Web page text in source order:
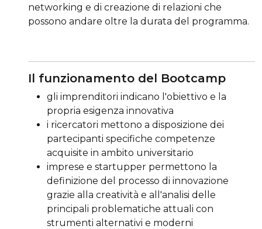
networking e di creazione di relazioni che
possono andare oltre la durata del programma.
Il funzionamento del Bootcamp
gli imprenditori indicano l'obiettivo e la
propria esigenza innovativa
i ricercatori mettono a disposizione dei
partecipanti specifiche competenze
acquisite in ambito universitario
imprese e startupper permettono la
definizione del processo di innovazione
grazie alla creatività e all'analisi delle
principali problematiche attuali con
strumenti alternativi e moderni